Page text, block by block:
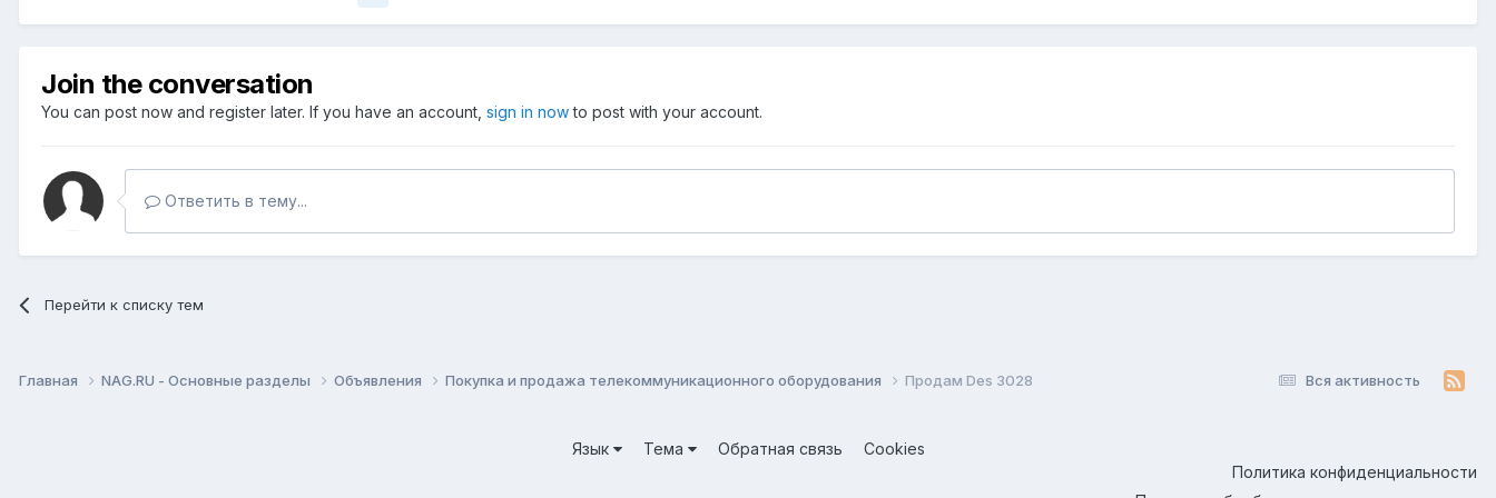
Join the conversation
You can post now and register later. If you have an account, sign in nowto post with your account.
Ответить в тему...
Перейти к списку тем
Вся активность
Главная NAG.RU - Основные разделы Объявления Покупка и продажа телекоммуникационного оборудования Продам Des 3028
Язык Тема Обратная связь
Cookies
Политика конфиденциальности